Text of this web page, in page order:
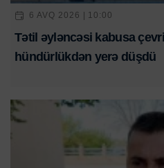
6 AVQ 2026 | 10:00
Tətil əyləncəsi kabusa
hündürlükdən yerə düşdü